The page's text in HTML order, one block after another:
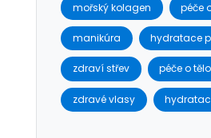
mořský kolagen péče
manikúra hydratace
zdraví střev péče o tělo
zdravé vlasy